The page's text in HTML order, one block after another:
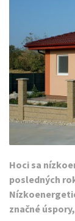
Hoci sa
posledných
značné